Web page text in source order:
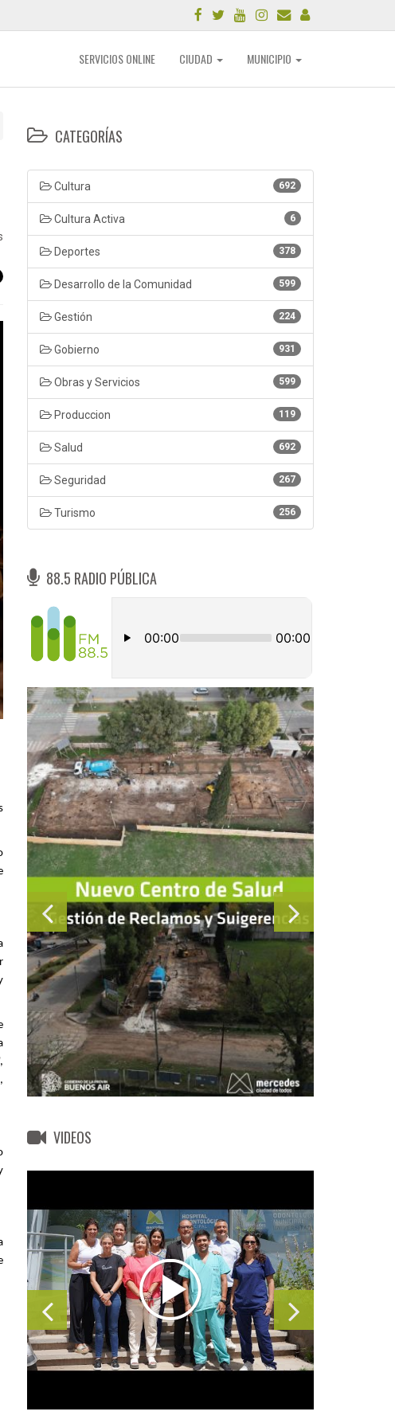
SERVICIOS ONLINE CIUDAD MUNICIPIO
CATEGORÍAS
692
Cultura
6
Cultura Activa
378
Deportes
599
Desarrollo de la Comunidad
224
Gestión
931
Gobierno
599
Obras y Servicios
119
Produccion
692
Salud
267
Seguridad
256
Turismo
88.5 RADIO PÚBLICA
VIDEOS